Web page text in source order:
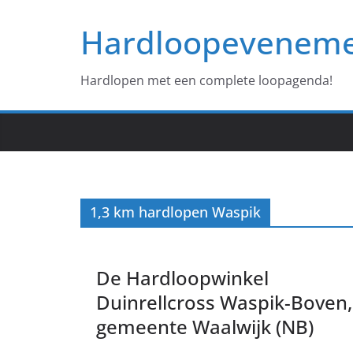
Hardlopen met een complete loopagenda!
1,3 km hardlopen Waspik
De Hardloopwinkel
Duinrellcross Waspik-Boven,
gemeente Waalwijk (NB)